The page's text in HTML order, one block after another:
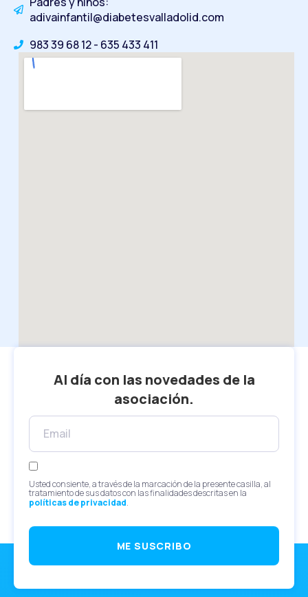
adivainfantil@diabetesvalladolid.com
983 39 68 12 - 635 433 411
Al día con las novedades de la
asociación.
Usted consiente, a través de la marcación de la presente casilla, al
tratamiento de sus datos con las finalidades descritas en la
políticas de privacidad.
ME SUSCRIBO